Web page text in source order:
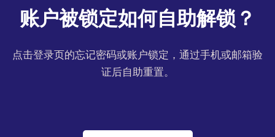
账户被锁定如何自助解锁？
点击登录页的忘记密码或账户锁定，通过手机或邮箱验
证后自助重置。